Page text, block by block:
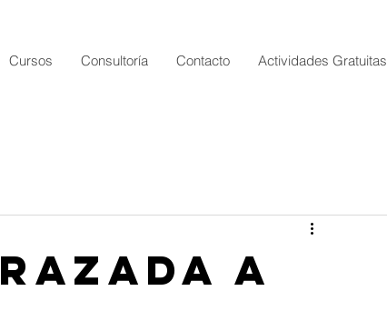
Cursos Consultoría Contacto Actividades Gratuitas
a